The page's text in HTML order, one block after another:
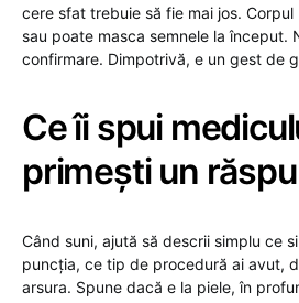
cere sfat trebuie să fie mai jos.
sau poate masca semnele la început.
confirmare. Dimpotrivă, e un gest de
Ce îi spui
primești un
Când suni, ajută să descrii simplu ce
puncția, ce tip de procedură ai avut,
arsura. Spune dacă e la piele, în